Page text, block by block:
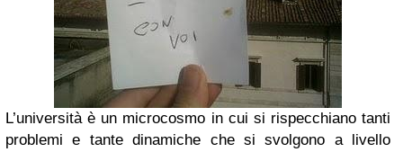
L’università è un microcosmo in cui si rispecchiano tanti
problemi e tante dinamiche che si svolgono a livello